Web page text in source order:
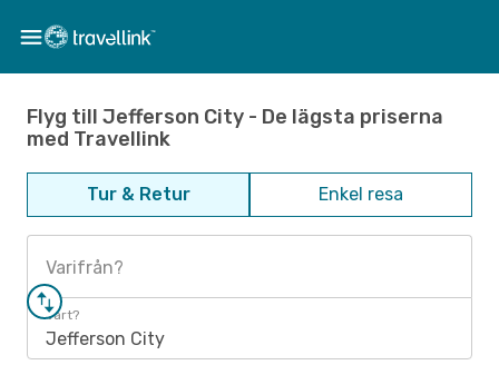
Flyg till Jefferson City - De lägsta priserna
med Travellink
Tur & Retur Enkel resa
Varifrån?
Vart?
Jefferson City